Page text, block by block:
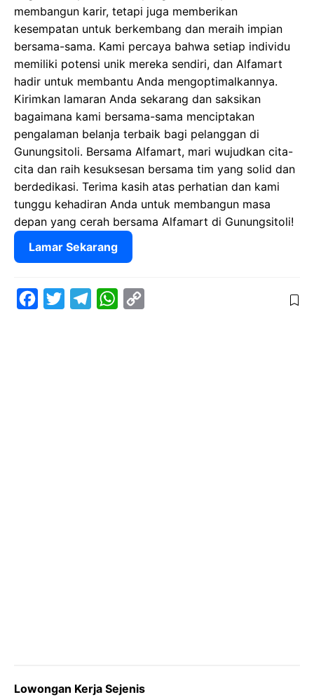
membangun karir, tetapi juga memberikan
kesempatan untuk berkembang dan meraih impian
bersama-sama. Kami percaya bahwa setiap individu
memiliki potensi unik mereka sendiri, dan Alfamart
hadir untuk membantu Anda mengoptimalkannya.
Kirimkan lamaran Anda sekarang dan saksikan
bagaimana kami bersama-sama menciptakan
pengalaman belanja terbaik bagi pelanggan di
Gunungsitoli. Bersama Alfamart, mari wujudkan cita-
cita dan raih kesuksesan bersama tim yang solid dan
berdedikasi. Terima kasih atas perhatian dan kami
tunggu kehadiran Anda untuk membangun masa
depan yang cerah bersama Alfamart di Gunungsitoli!
Lamar Sekarang
W
Lowongan Kerja Sejenis